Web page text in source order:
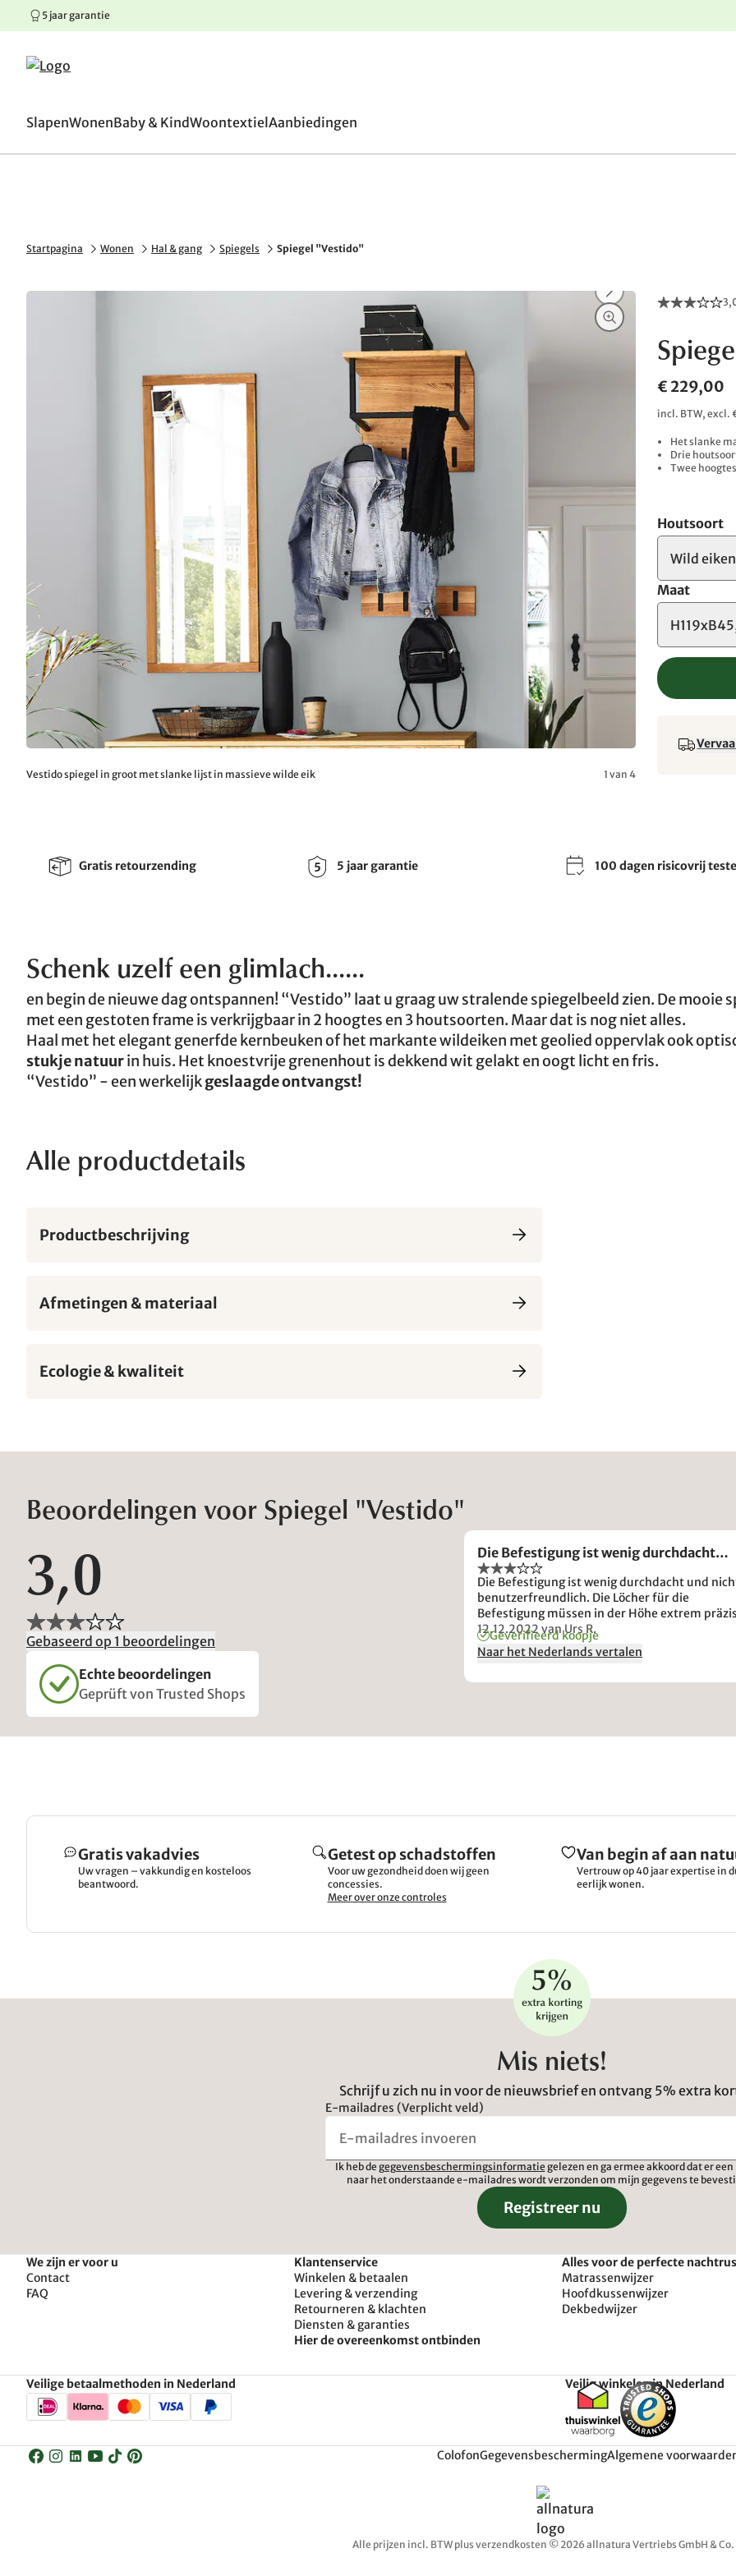
Springen naar hoofdinhoud
Springen naar hoofdnavigatie
Springen naar voettekst
5 jaar garantie
SlapenWonenBaby & KindWoontextiel Aanbiedingen
Startpagina Wonen Hal & gang Spiegels Spiegel "Vestido"
Vestido spiegel in groot met slanke lijst in massieve wilde eik 1 van 4
€ 229,00
incl. BTW, excl.
Het slanke
Drie
Twee
Houtsoort
Wild
Maat
Gratis retourzending 5 jaar garantie 100 dagen risicovrij
Schenk uzelf een glimlach......
en begin de nieuwe dag ontspannen! “Vestido” laat u graag uw stralende spiegelbeeld zien. De mooie
met een gestoten frame is verkrijgbaar in 2 hoogtes en 3 houtsoorten. Maar dat is nog niet alles.
Haal met het elegant generfde kernbeuken of het markante wildeiken met geolied oppervlak ook
stukje natuurin huis. Het knoestvrije grenenhout is dekkend wit gelakt en oogt licht en fris.
“Vestido” - een werkelijkgeslaagde ontvangst!
Alle productdetails
Productbeschrijving
Afmetingen & materiaal
Ecologie & kwaliteit
Beoordelingen voor Spiegel "Vestido"
3,0
Gebaseerd op 1 beoordelingen
Echte beoordelingen
Geprüft von Trusted Shops
Die Befestigung ist wenig durchdacht…
Die Befestigung ist wenig durchdacht und
benutzerfreundlich. Die Löcher für die
Befestigung müssen in der Höhe extrem
gesetzt werden, damit die Garderobe senkrecht
angebracht werden kann. Am Spiegel fehlen
Justierungsmöglichkeiten. Auch ist keinerlei
mehr auf.
12.12.2022van Urs R.
Geverifieerd koopje
Naar het Nederlands vertalen
Gratis vakadvies
Uw vragen – vakkundig en kosteloos
beantwoord.
Getest op schadstoffen
Voor uw gezondheid doen wij geen
concessies.
Meer over onze controles
Van begin af aan
Vertrouw op 40 jaar expertise in
eerlijk wonen.
Mis niets!
Schrijf u zich nu in voor de nieuwsbrief en ontvang 5% extra
E-mailadres (Verplicht veld)
Ik heb de gegevensbeschermingsinformatie gelezen en ga ermee akkoord dat er
naar het onderstaande e-mailadres wordt verzonden om mijn gegevens te
Registreer nu
We zijn er voor u
Contact
FAQ
Klantenservice
Winkelen & betaalen
Levering & verzending
Retourneren & klachten
Diensten & garanties
Hier de overeenkomst ontbinden
Alles voor de perfecte
Matrassenwijzer
Hoofdkussenwijzer
Dekbedwijzer
Veilige betaalmethoden in Nederland Veilig winkelen in Nederland
ColofonGegevensbeschermingAlgemene
Alle prijzen incl. BTW plus verzendkosten © 2026 allnatura Vertriebs GmbH & Co.